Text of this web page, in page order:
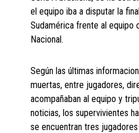
el equipo iba a disputar la
Sudamérica frente al equipo
Nacional.
Según las últimas
muertas, entre jugadores,
acompañaban al equipo y
noticias, los supervivientes
se encuentran tres